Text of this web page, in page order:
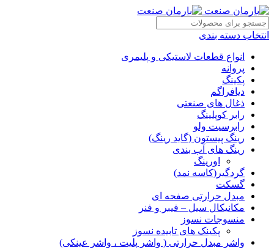
انتخاب دسته بندی
انواع قطعات لاستیکی و پلیمری
پروانه
پکینگ
دیافراگم
ذغال های صنعتی
رابر کوپلینگ
رابرسیت ولو
رینگ پیستون (گاید رینگ)
رینگ های آب بندی
اورینگ
گردگیر(کاسه نمد)
گسکت
مبدل حرارتی صفحه ای
مکانیکال سیل – فیبر و فنر
منسوجات نسوز
پکینک های تابیده نسوز
واشر مبدل حرارتی ( واشر پلیت ، واشر عینکی)